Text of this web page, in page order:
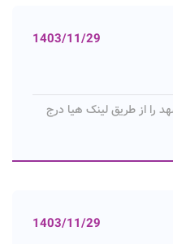
1403/11/29
را از طریق لینک هیا درج
1403/11/29